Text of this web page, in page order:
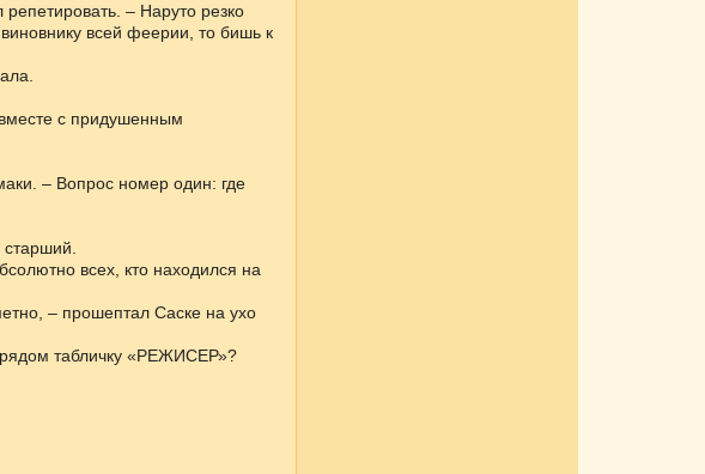
– Наруто резко
всей феерии, то бишь к
с придушенным
– Вопрос номер один: где
всех, кто находился на
– прошептал Саске на ухо
рядом табличку «РЕЖИСЕР»?